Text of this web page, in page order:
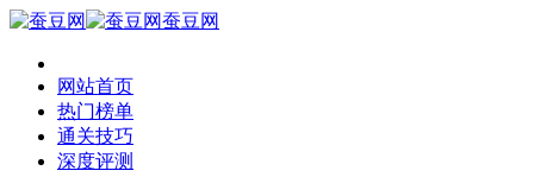
蚕豆网
网站首页
热门榜单
通关技巧
深度评测